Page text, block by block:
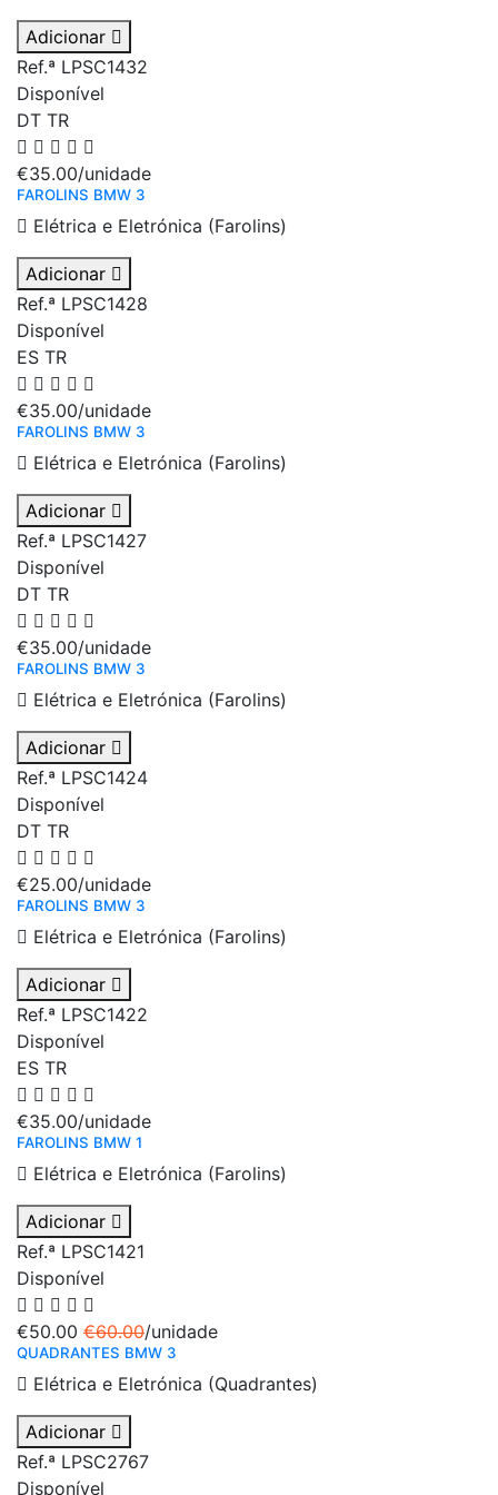
Adicionar
Ref.ª LPSC1432
Disponível
DT TR
€35.00/unidade
FAROLINS BMW 3
Elétrica e Eletrónica (Farolins)
Adicionar
Ref.ª LPSC1428
Disponível
ES TR
€35.00/unidade
FAROLINS BMW 3
Elétrica e Eletrónica (Farolins)
Adicionar
Ref.ª LPSC1427
Disponível
DT TR
€35.00/unidade
FAROLINS BMW 3
Elétrica e Eletrónica (Farolins)
Adicionar
Ref.ª LPSC1424
Disponível
DT TR
€25.00/unidade
FAROLINS BMW 3
Elétrica e Eletrónica (Farolins)
Adicionar
Ref.ª LPSC1422
Disponível
ES TR
€35.00/unidade
FAROLINS BMW 1
Elétrica e Eletrónica (Farolins)
Adicionar
Ref.ª LPSC1421
Disponível
€50.00 €60.00/unidade
QUADRANTES BMW 3
Elétrica e Eletrónica (Quadrantes)
Adicionar
Ref.ª LPSC2767
Disponível